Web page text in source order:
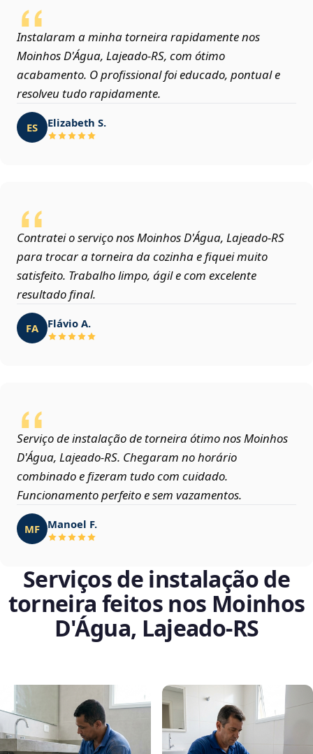
Instalaram a minha torneira rapidamente nos
Moinhos D'Água, Lajeado‑RS, com ótimo
acabamento. O profissional foi educado, pontual e
resolveu tudo rapidamente.
ES Elizabeth S.
Contratei o serviço nos Moinhos D'Água, Lajeado‑RS
para trocar a torneira da cozinha e fiquei muito
satisfeito. Trabalho limpo, ágil e com excelente
resultado final.
FA Flávio A.
Serviço de instalação de torneira ótimo nos Moinhos
D'Água, Lajeado‑RS. Chegaram no horário
combinado e fizeram tudo com cuidado.
Funcionamento perfeito e sem vazamentos.
MF Manoel F.
Serviços de instalação de
torneira feitos nos Moinhos
D'Água, Lajeado‑RS